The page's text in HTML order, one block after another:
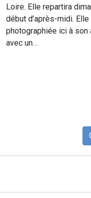
Loire. Elle repartira
début d’après-midi.
photographiée ici à son
avec un…